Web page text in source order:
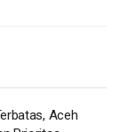
Aceh